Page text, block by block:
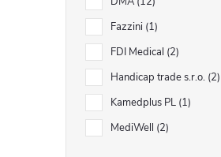
Fazzini 1
FDI Medical 2
Handicap trade s.r.o. 2
Kamedplus PL 1
MediWell 2